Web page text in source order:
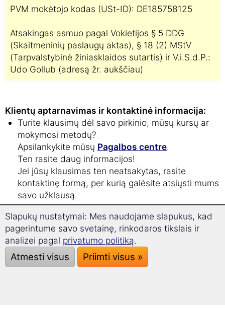
PVM mokėtojo kodas (USt-ID): DE185758125
Atsakingas asmuo pagal Vokietijos § 5 DDG
(Skaitmeninių paslaugų aktas), § 18 (2) MStV
(Tarpvalstybinė žiniasklaidos sutartis) ir V.i.S.d.P.:
Udo Gollub (adresą žr. aukščiau)
Klientų aptarnavimas ir kontaktinė informacija:
Turite klausimų dėl savo pirkinio, mūsų kursų ar
mokymosi metodų?
Apsilankykite mūsų Pagalbos centre.
Ten rasite daug informacijos!
Jei jūsų klausimas ten neatsakytas, rasite
kontaktinę formą, per kurią galėsite atsiųsti mums
savo užklausą.
Mūsų telefono numeris yra +49-89-52033479,
tačiau rekomenduojame atsiųsti mums el. laišką.
Tuomet galėsime jums atsakyti išsamiau ir suteikti
visą reikalingą informaciją.
Slapukų nustatymai: Mes naudojame slapukus, kad
pagerintume savo svetainę, rinkodaros tikslais ir
analizei pagal privatumo politiką.
Atmesti visus Priimti visus »